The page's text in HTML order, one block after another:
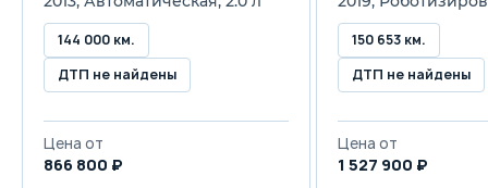
144 000 км.
ДТП не найдены
Цена от
866 800 ₽
150 653 км.
ДТП не найдены
Цена от
1 527 900 ₽